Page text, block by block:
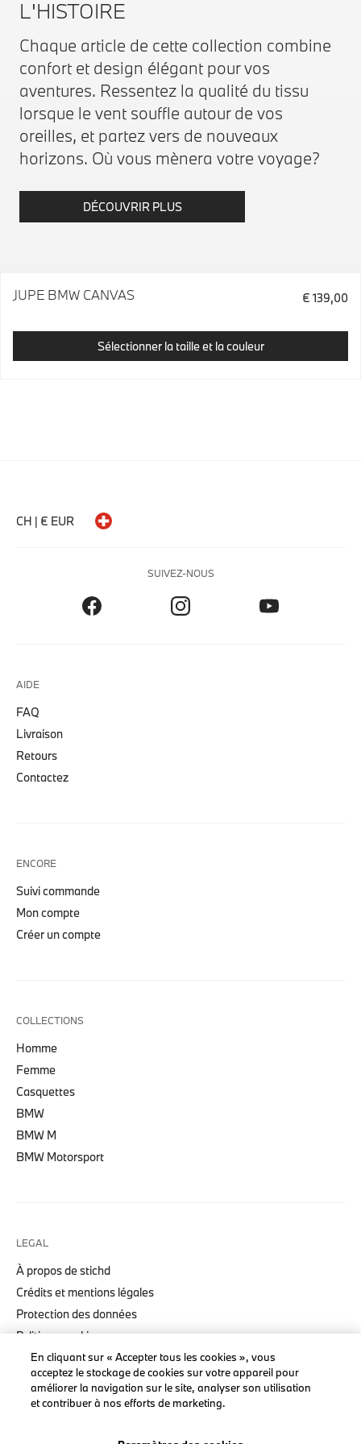
L'HISTOIRE
Chaque article de cette collection combine
confort et design élégant pour vos
aventures. Ressentez la qualité du tissu
lorsque le vent souffle autour de vos
oreilles, et partez vers de nouveaux
horizons. Où vous mènera votre voyage?
DÉCOUVRIR PLUS
JUPE BMW CANVAS € 139,00
Sélectionner la taille et la couleur
CH | € EUR
SUIVEZ-NOUS
AIDE
FAQ
Livraison
Retours
Contactez
ENCORE
Suivi commande
Mon compte
Créer un compte
COLLECTIONS
Homme
Femme
Casquettes
BMW
BMW M
BMW Motorsport
LEGAL
À propos de stichd
Crédits et mentions légales
Protection des données
Politique cookies
Accessibility Act
En cliquant sur « Accepter tous les cookies », vous
acceptez le stockage de cookies sur votre appareil pour
améliorer la navigation sur le site, analyser son utilisation
et contribuer à nos efforts de marketing.